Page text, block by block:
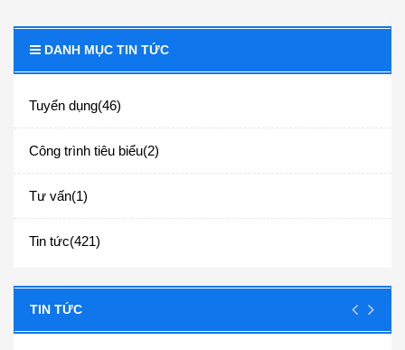
DANH MỤC TIN TỨC
Tuyển dụng(46)
Công trình tiêu biểu(2)
Tư vấn(1)
Tin tức(421)
TIN TỨC